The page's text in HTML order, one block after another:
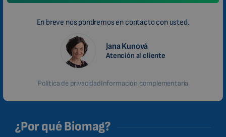
En breve nos pondremos en contacto con usted.
Jana Kunová
Atención al cliente
Política de privacidadInformación complementaria
¿Por qué Biomag?